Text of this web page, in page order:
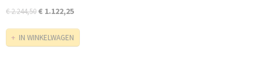
€ 2.244,50€ 1.122,25
IN WINKELWAGEN